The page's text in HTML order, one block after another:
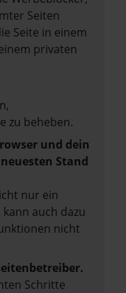
Seiten
Seite in einem
privaten
zu beheben.
und dein
Stand
nur ein
auch dazu
nicht
Schritte